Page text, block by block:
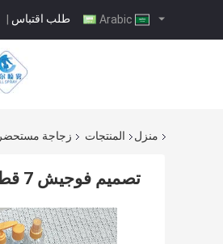
طلب اقتباس |
منزل المنتجات زجاجة
تصميم فوجيش 7 قطع من البلاستيك 50 مل مجموعة زجاجة تستخدم لحزمة العناية الشخصية